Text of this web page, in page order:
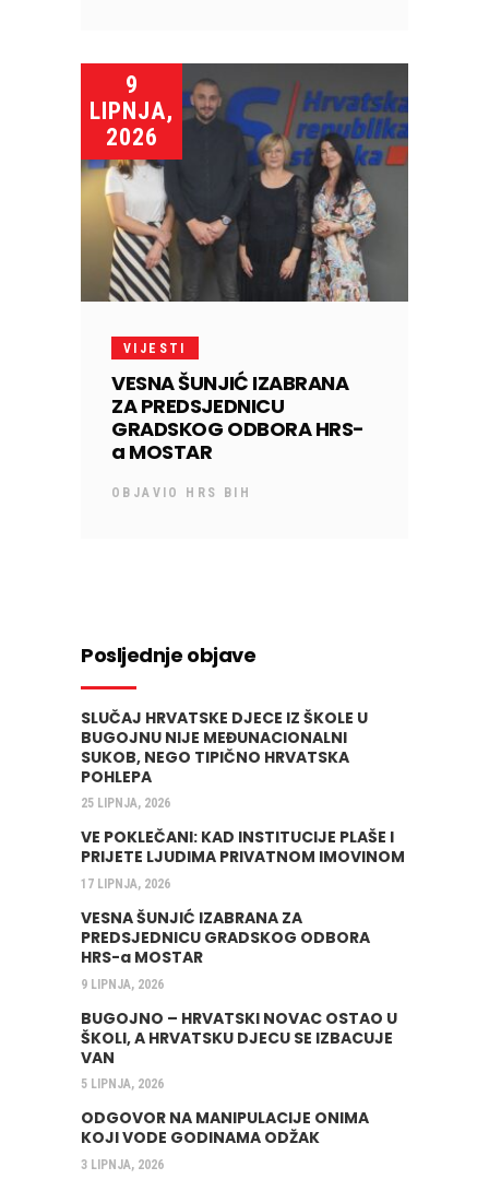
9
LIPNJA,
2026
VIJESTI
VESNA ŠUNJIĆ IZABRANA
ZA PREDSJEDNICU
GRADSKOG ODBORA HRS-
a MOSTAR
OBJAVIO HRS BIH
Posljednje objave
SLUČAJ HRVATSKE DJECE IZ ŠKOLE U
BUGOJNU NIJE MEĐUNACIONALNI
SUKOB, NEGO TIPIČNO HRVATSKA
POHLEPA
25 LIPNJA, 2026
VE POKLEČANI: KAD INSTITUCIJE PLAŠE I
PRIJETE LJUDIMA PRIVATNOM IMOVINOM
17 LIPNJA, 2026
VESNA ŠUNJIĆ IZABRANA ZA
PREDSJEDNICU GRADSKOG ODBORA
HRS-a MOSTAR
9 LIPNJA, 2026
BUGOJNO – HRVATSKI NOVAC OSTAO U
ŠKOLI, A HRVATSKU DJECU SE IZBACUJE
VAN
5 LIPNJA, 2026
ODGOVOR NA MANIPULACIJE ONIMA
KOJI VODE GODINAMA ODŽAK
3 LIPNJA, 2026